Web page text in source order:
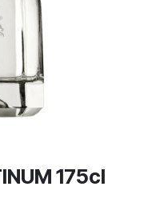
175cl